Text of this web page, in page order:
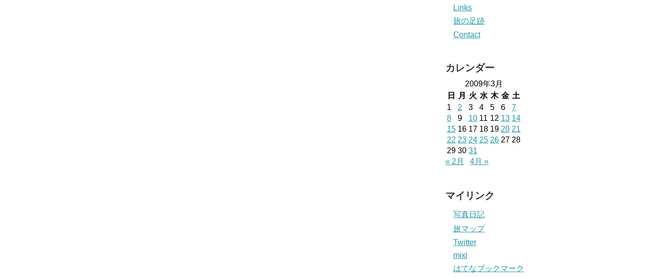
Links
旅の足跡
Contact
カレンダー
2009年3月
日
月 火 水 木 金 土
1
2 3 4 5 6
7
8
9 10 11 12 13 14
15 16 17 18 19 20 21
22 23 24 25 26 27 28
29 30 31
« 2月
4月 »
マイリンク
写真日記
旅マップ
Twitter
mixi
はてなブックマーク